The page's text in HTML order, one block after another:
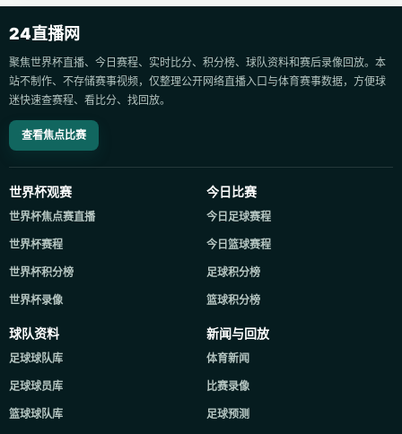
24直播网
聚焦世界杯直播、今日赛程、实时比分、积分榜、球队资料和赛后录像回放。本
站不制作、不存储赛事视频，仅整理公开网络直播入口与体育赛事数据，方便球
迷快速查赛程、看比分、找回放。
查看焦点比赛
世界杯观赛
世界杯焦点赛直播
世界杯赛程
世界杯积分榜
世界杯录像
今日比赛
今日足球赛程
今日篮球赛程
足球积分榜
篮球积分榜
球队资料
足球球队库
足球球员库
篮球球队库
新闻与回放
体育新闻
比赛录像
足球预测